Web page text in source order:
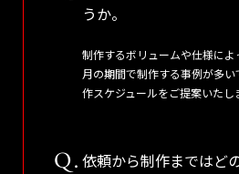
うか。
制作するボリュームや仕様に
月の期間で制作する事例が多
作スケジュールをご提案いたし
依頼から制作まではど